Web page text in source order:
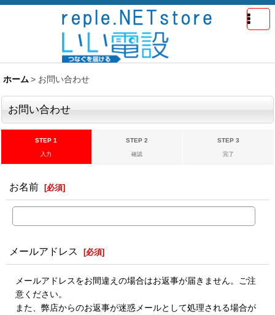
ホーム > お問い合わせ
お問い合わせ
STEP 1
入力
STEP 2
確認
STEP 3
完了
お名前 [必須]
メールアドレス [必須]
メールアドレスをお間違えの場合はお返事が届きません。ご注
意ください。
また、弊店からのお返事が迷惑メールとして処理される場合が